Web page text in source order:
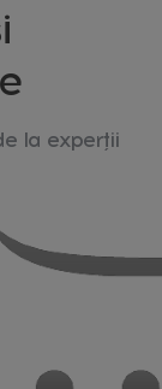
la experții